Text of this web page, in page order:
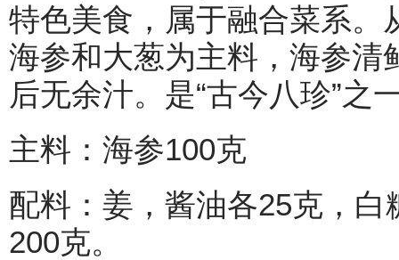
特色美食，属于融合菜系。
海参和大葱为主料，海参清
后无余汁。是“古今八珍”之
主料：海参100克
配料：姜，酱油各25克，
200克。